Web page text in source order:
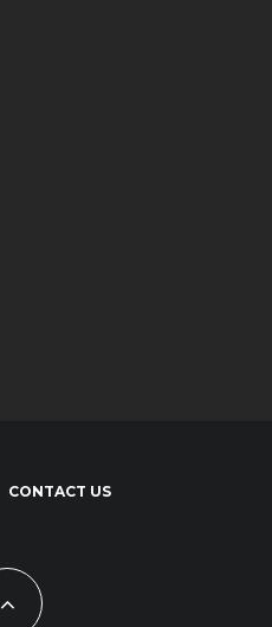
CONTACT US